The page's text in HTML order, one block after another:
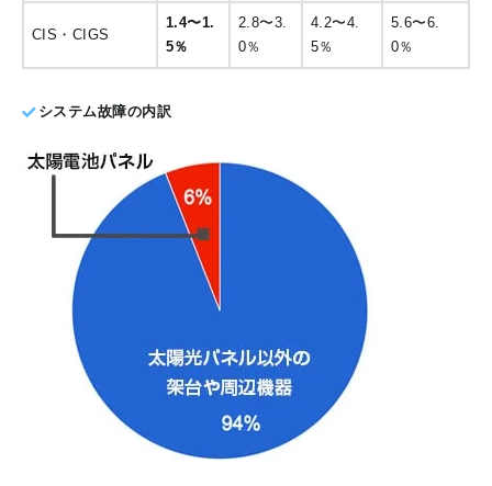
CIS・CIGS
1.4〜1.
5％
2.8〜3.
0％
4.2〜4.
5％
5.6〜6.
0％
システム故障の内訳